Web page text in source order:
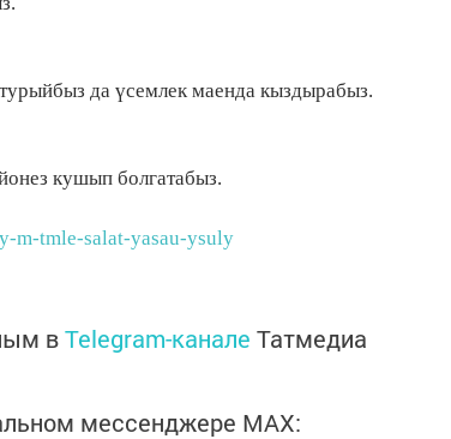
да үсемлек маенда кыздырабыз.
кушып болгатабыз.
m-tmle-salat-yasau-ysuly
вTelegram-канале Татмедиа
мессенджере MАХ: